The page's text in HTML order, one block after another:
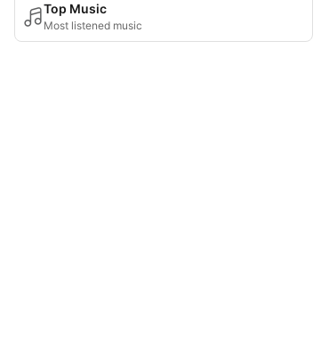
Top Music
Most listened music